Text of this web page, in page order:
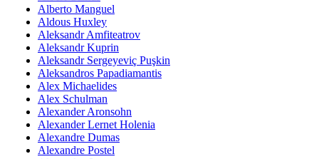
Alberto Manguel
Aldous Huxley
Aleksandr Amfiteatrov
Aleksandr Kuprin
Aleksandr Sergeyeviç Puşkin
Aleksandros Papadiamantis
Alex Michaelides
Alex Schulman
Alexander Aronsohn
Alexander Lernet Holenia
Alexandre Dumas
Alexandre Postel